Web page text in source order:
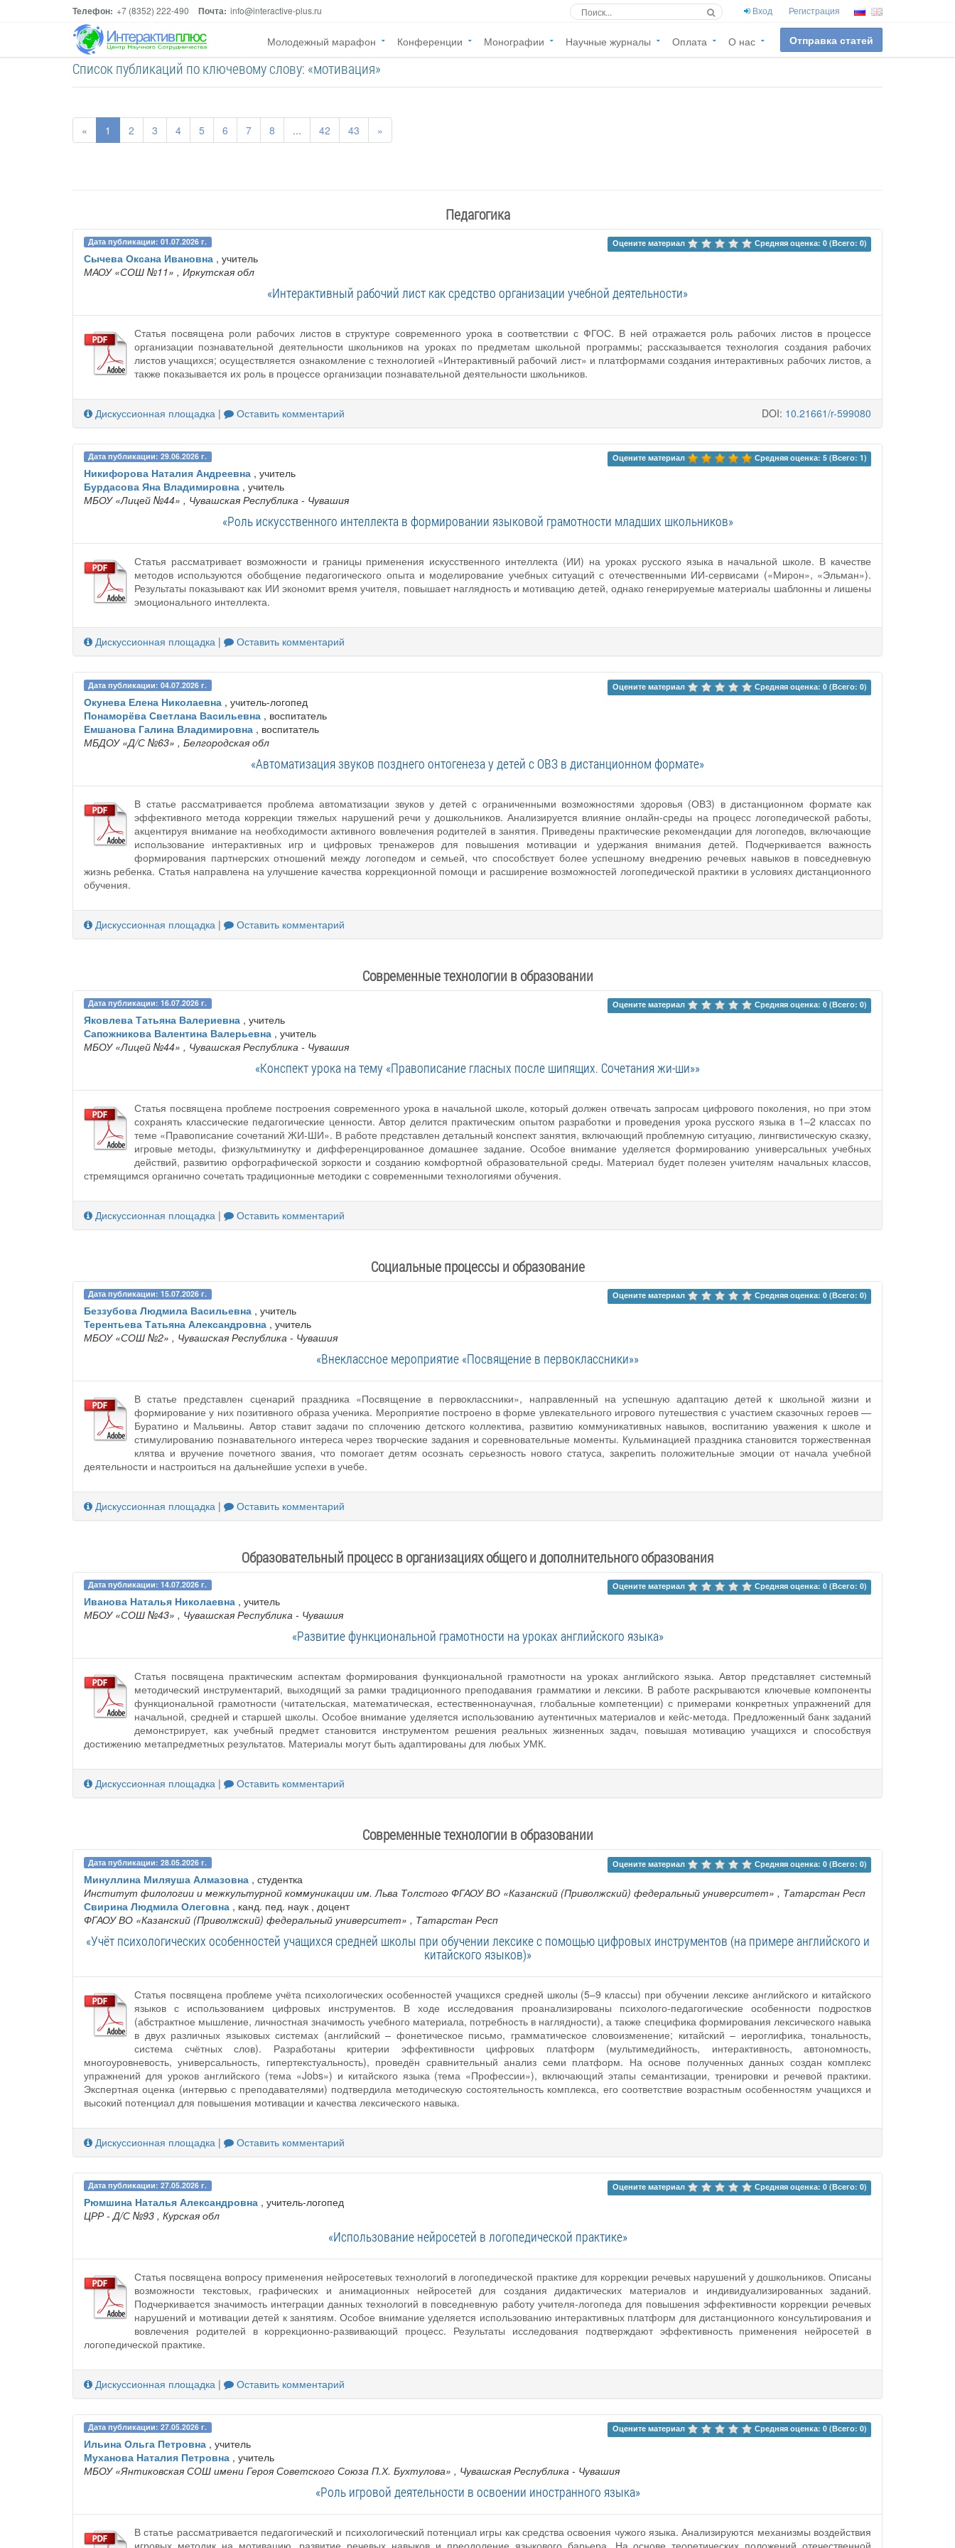
Телефон: +7 (8352) 222-490 Почта: info@interactive-plus.ru Вход Регистрация
Молодежный марафон Конференции Монографии Научные журналы Оплата О нас Отправка статей
Список публикаций по ключевому слову: «мотивация»
« 1 2 3 4 5 6 7 8 ... 42 43 »
Педагогика
Дата публикации: 01.07.2026 г. Оцените материал Средняя оценка: 0 (Всего: 0)
Сычева Оксана Ивановна , учитель
МАОУ «СОШ №11» , Иркутская обл
«Интерактивный рабочий лист как средство организации учебной деятельности»
Статья посвящена роли рабочих листов в структуре современного урока в соответствии с ФГОС. В ней отражается роль рабочих листов в процессе
организации познавательной деятельности школьников на уроках по предметам школьной программы; рассказывается технология создания рабочих
листов учащихся; осуществляется ознакомление с технологией «Интерактивный рабочий лист» и платформами создания интерактивных рабочих листов, а
также показывается их роль в процессе организации познавательной деятельности школьников.
Дискуссионная площадка | Оставить комментарий DOI: 10.21661/r-599080
Дата публикации: 29.06.2026 г. Оцените материал Средняя оценка: 5 (Всего: 1)
Никифорова Наталия Андреевна , учитель
Бурдасова Яна Владимировна , учитель
МБОУ «Лицей №44» , Чувашская Республика - Чувашия
«Роль искусственного интеллекта в формировании языковой грамотности младших школьников»
Статья рассматривает возможности и границы применения искусственного интеллекта (ИИ) на уроках русского языка в начальной школе. В качестве
методов используются обобщение педагогического опыта и моделирование учебных ситуаций с отечественными ИИ-сервисами («Мирон», «Эльман»).
Результаты показывают как ИИ экономит время учителя, повышает наглядность и мотивацию детей, однако генерируемые материалы шаблонны и лишены
эмоционального интеллекта.
Дискуссионная площадка | Оставить комментарий
Дата публикации: 04.07.2026 г. Оцените материал Средняя оценка: 0 (Всего: 0)
Окунева Елена Николаевна , учитель-логопед
Понаморёва Светлана Васильевна , воспитатель
Емшанова Галина Владимировна , воспитатель
МБДОУ «Д/С №63» , Белгородская обл
«Автоматизация звуков позднего онтогенеза у детей с ОВЗ в дистанционном формате»
В статье рассматривается проблема автоматизации звуков у детей с ограниченными возможностями здоровья (ОВЗ) в дистанционном формате как
эффективного метода коррекции тяжелых нарушений речи у дошкольников. Анализируется влияние онлайн-среды на процесс логопедической работы,
акцентируя внимание на необходимости активного вовлечения родителей в занятия. Приведены практические рекомендации для логопедов, включающие
использование интерактивных игр и цифровых тренажеров для повышения мотивации и удержания внимания детей. Подчеркивается важность
формирования партнерских отношений между логопедом и семьей, что способствует более успешному внедрению речевых навыков в повседневную
жизнь ребенка. Статья направлена на улучшение качества коррекционной помощи и расширение возможностей логопедической практики в условиях дистанционного
обучения.
Дискуссионная площадка | Оставить комментарий
Современные технологии в образовании
Дата публикации: 16.07.2026 г. Оцените материал Средняя оценка: 0 (Всего: 0)
Яковлева Татьяна Валериевна , учитель
Сапожникова Валентина Валерьевна , учитель
МБОУ «Лицей №44» , Чувашская Республика - Чувашия
«Конспект урока на тему «Правописание гласных после шипящих. Сочетания жи-ши»»
Статья посвящена проблеме построения современного урока в начальной школе, который должен отвечать запросам цифрового поколения, но при этом
сохранять классические педагогические ценности. Автор делится практическим опытом разработки и проведения урока русского языка в 1–2 классах по
теме «Правописание сочетаний ЖИ-ШИ». В работе представлен детальный конспект занятия, включающий проблемную ситуацию, лингвистическую сказку,
игровые методы, физкультминутку и дифференцированное домашнее задание. Особое внимание уделяется формированию универсальных учебных
действий, развитию орфографической зоркости и созданию комфортной образовательной среды. Материал будет полезен учителям начальных классов,
стремящимся органично сочетать традиционные методики с современными технологиями обучения.
Дискуссионная площадка | Оставить комментарий
Социальные процессы и образование
Дата публикации: 15.07.2026 г. Оцените материал Средняя оценка: 0 (Всего: 0)
Беззубова Людмила Васильевна , учитель
Терентьева Татьяна Александровна , учитель
МБОУ «СОШ №2» , Чувашская Республика - Чувашия
«Внеклассное мероприятие «Посвящение в первоклассники»»
В статье представлен сценарий праздника «Посвящение в первоклассники», направленный на успешную адаптацию детей к школьной жизни и
формирование у них позитивного образа ученика. Мероприятие построено в форме увлекательного игрового путешествия с участием сказочных героев —
Буратино и Мальвины. Автор ставит задачи по сплочению детского коллектива, развитию коммуникативных навыков, воспитанию уважения к школе и
стимулированию познавательного интереса через творческие задания и соревновательные моменты. Кульминацией праздника становится торжественная
клятва и вручение почетного звания, что помогает детям осознать серьезность нового статуса, закрепить положительные эмоции от начала учебной
деятельности и настроиться на дальнейшие успехи в учебе.
Дискуссионная площадка | Оставить комментарий
Образовательный процесс в организациях общего и дополнительного образования
Дата публикации: 14.07.2026 г. Оцените материал Средняя оценка: 0 (Всего: 0)
Иванова Наталья Николаевна , учитель
МБОУ «СОШ №43» , Чувашская Республика - Чувашия
«Развитие функциональной грамотности на уроках английского языка»
Статья посвящена практическим аспектам формирования функциональной грамотности на уроках английского языка. Автор представляет системный
методический инструментарий, выходящий за рамки традиционного преподавания грамматики и лексики. В работе раскрываются ключевые компоненты
функциональной грамотности (читательская, математическая, естественнонаучная, глобальные компетенции) с примерами конкретных упражнений для
начальной, средней и старшей школы. Особое внимание уделяется использованию аутентичных материалов и кейс-метода. Предложенный банк заданий
демонстрирует, как учебный предмет становится инструментом решения реальных жизненных задач, повышая мотивацию учащихся и способствуя
достижению метапредметных результатов. Материалы могут быть адаптированы для любых УМК.
Дискуссионная площадка | Оставить комментарий
Современные технологии в образовании
Дата публикации: 28.05.2026 г. Оцените материал Средняя оценка: 0 (Всего: 0)
Минуллина Миляуша Алмазовна , студентка
Институт филологии и межкультурной коммуникации им. Льва Толстого ФГАОУ ВО «Казанский (Приволжский) федеральный университет» , Татарстан Респ
Свирина Людмила Олеговна , канд. пед. наук , доцент
ФГАОУ ВО «Казанский (Приволжский) федеральный университет» , Татарстан Респ
«Учёт психологических особенностей учащихся средней школы при обучении лексике с помощью цифровых инструментов (на примере английского и
китайского языков)»
Статья посвящена проблеме учёта психологических особенностей учащихся средней школы (5–9 классы) при обучении лексике английского и китайского
языков с использованием цифровых инструментов. В ходе исследования проанализированы психолого-педагогические особенности подростков
(абстрактное мышление, личностная значимость учебного материала, потребность в наглядности), а также специфика формирования лексического навыка
в двух различных языковых системах (английский – фонетическое письмо, грамматическое словоизменение; китайский – иероглифика, тональность,
система счётных слов). Разработаны критерии эффективности цифровых платформ (мультимедийность, интерактивность, автономность,
многоуровневость, универсальность, гипертекстуальность), проведён сравнительный анализ семи платформ. На основе полученных данных создан комплекс
упражнений для уроков английского (тема «Jobs») и китайского языка (тема «Профессии»), включающий этапы семантизации, тренировки и речевой практики.
Экспертная оценка (интервью с преподавателями) подтвердила методическую состоятельность комплекса, его соответствие возрастным особенностям учащихся и
высокий потенциал для повышения мотивации и качества лексического навыка.
Дискуссионная площадка | Оставить комментарий
Дата публикации: 27.05.2026 г. Оцените материал Средняя оценка: 0 (Всего: 0)
Рюмшина Наталья Александровна , учитель-логопед
ЦРР - Д/С №93 , Курская обл
«Использование нейросетей в логопедической практике»
Статья посвящена вопросу применения нейросетевых технологий в логопедической практике для коррекции речевых нарушений у дошкольников. Описаны
возможности текстовых, графических и анимационных нейросетей для создания дидактических материалов и индивидуализированных заданий.
Подчеркивается значимость интеграции данных технологий в повседневную работу учителя-логопеда для повышения эффективности коррекции речевых
нарушений и мотивации детей к занятиям. Особое внимание уделяется использованию интерактивных платформ для дистанционного консультирования и
вовлечения родителей в коррекционно-развивающий процесс. Результаты исследования подтверждают эффективность применения нейросетей в
логопедической практике.
Дискуссионная площадка | Оставить комментарий
Дата публикации: 27.05.2026 г. Оцените материал Средняя оценка: 0 (Всего: 0)
Ильина Ольга Петровна , учитель
Муханова Наталия Петровна , учитель
МБОУ «Янтиковская СОШ имени Героя Советского Союза П.Х. Бухтулова» , Чувашская Республика - Чувашия
«Роль игровой деятельности в освоении иностранного языка»
В статье рассматривается педагогический и психологический потенциал игры как средства освоения чужого языка. Анализируются механизмы воздействия